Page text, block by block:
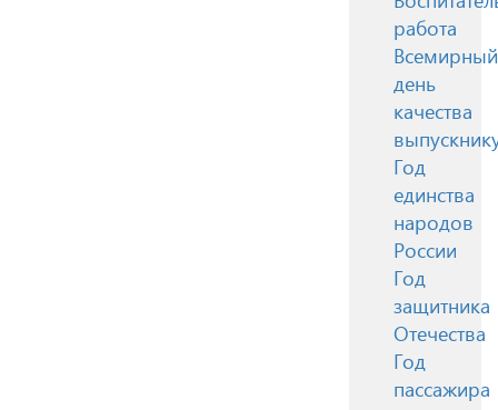
работа
Всемирный
день
качества
Год
единства
народов
России
Год
защитника
Отечества
Год
пассажира